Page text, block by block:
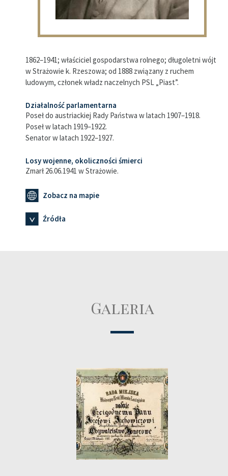
1862–1941; właściciel gospodarstwa rolnego; długoletni wójt
w Strażowie k. Rzeszowa; od 1888 związany z ruchem
ludowym, członek władz naczelnych PSL „Piast”.
Działalność parlamentarna
Poseł do austriackiej Rady Państwa w latach 1907–1918.
Poseł w latach 1919–1922.
Senator w latach 1922–1927.
Losy wojenne, okoliczności śmierci
Zmarł 26.06.1941 w Strażowie.
Zobacz na mapie
Źródła
Galeria